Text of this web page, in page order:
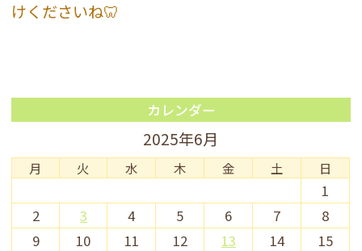
けくださいね🦷
カレンダー
2025年6月
月 火 水 木 金 土 日
1
2
3 4 5 6 7
8
9
10 11 12 13 14
15